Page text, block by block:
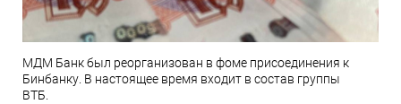
МДМ Банк был реорганизован в фоме присоединения к
Бинбанку. В настоящее время входит в состав группы
ВТБ.